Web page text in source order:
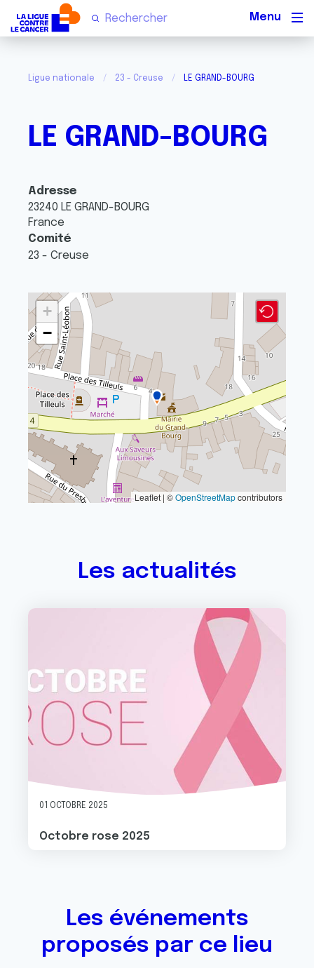
Ligue nationale 23 - Creuse LE GRAND-BOURG
LE GRAND-BOURG
Adresse
23240 LE GRAND-BOURG
France
Comité
23 - Creuse
+
−
Leaflet | ©OpenStreetMapcontributors
Les actualités
Image
01 OCTOBRE 2025
Octobre rose 2025
Les événements
proposés par ce lieu